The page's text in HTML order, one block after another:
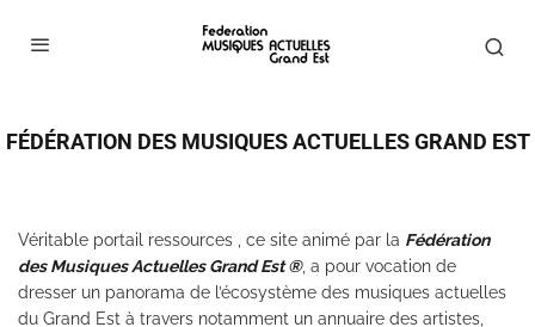
FÉDÉRATION DES MUSIQUES ACTUELLES GRAND EST
Véritable portail ressources , ce site animé par la Fédération
des Musiques Actuelles Grand Est ®, a pour vocation de
dresser un panorama de l’écosystème des musiques actuelles
du Grand Est à travers notamment un annuaire des artistes,